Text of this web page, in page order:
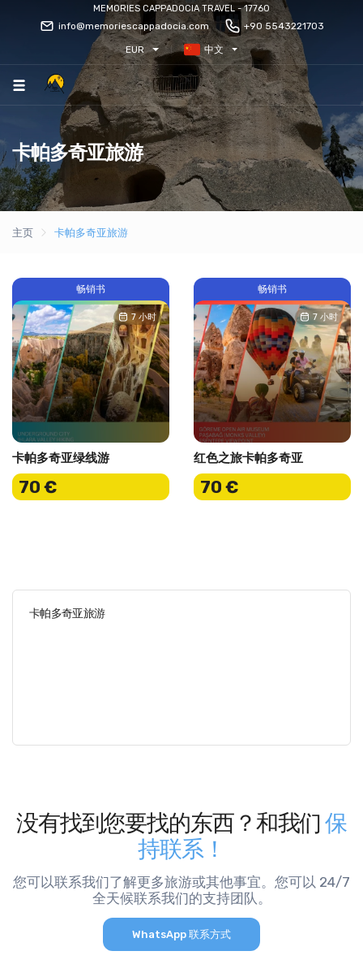
MEMORIES CAPPADOCIA TRAVEL - 17760
info@memoriescappadocia.com +90 5543221703
EUR 中文
卡帕多奇亚旅游
主页 卡帕多奇亚旅游
畅销书
7 小时
卡帕多奇亚绿线游
70 €
畅销书
7 小时
红色之旅卡帕多奇亚
70 €
卡帕多奇亚旅游
没有找到您要找的东西？和我们保
持联系！
您可以联系我们了解更多旅游或其他事宜。您可以 24/7
全天候联系我们的支持团队。
WhatsApp 联系方式